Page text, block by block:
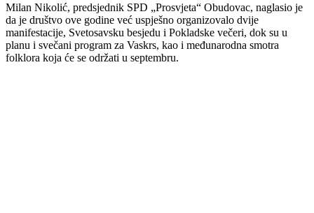
Milan Nikolić, predsjednik SPD „Prosvjeta“ Obudovac, naglasio je
da je društvo ove godine već uspješno organizovalo dvije
manifestacije, Svetosavsku besjedu i Pokladske večeri, dok su u
planu i svečani program za Vaskrs, kao i međunarodna smotra
folklora koja će se održati u septembru.